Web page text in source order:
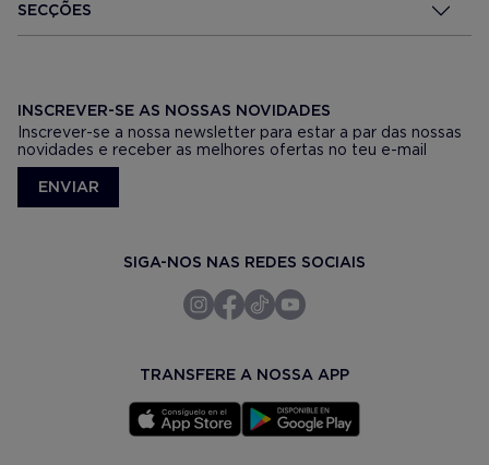
SECÇÕES
INSCREVER-SE AS NOSSAS NOVIDADES
Inscrever-se a nossa newsletter para estar a par das nossas
novidades e receber as melhores ofertas no teu e-mail
ENVIAR
SIGA-NOS NAS REDES SOCIAIS
TRANSFERE A NOSSA APP